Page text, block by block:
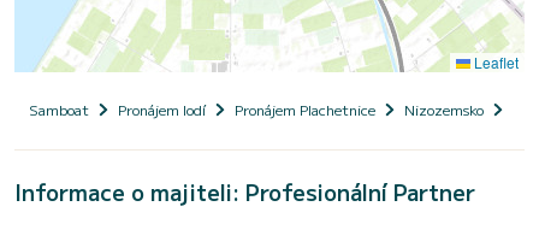
Leaflet
Samboat Pronájem lodí Pronájem Plachetnice Nizozemsko
Informace o majiteli: Profesionální Partner